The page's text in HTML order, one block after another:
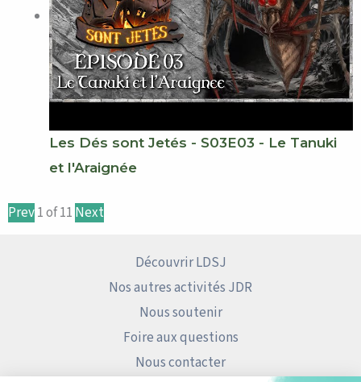
Les Dés sont Jetés - S03E03 - Le Tanuki
et l'Araignée
Prev1of11 Next
Découvrir LDSJ
Nos autres activités JDR
Nous soutenir
Foire aux questions
Nous contacter